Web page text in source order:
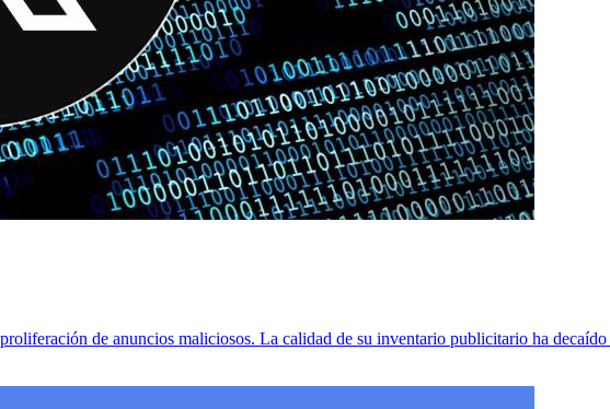
de anuncios maliciosos. La calidad de su inventario publicitario ha